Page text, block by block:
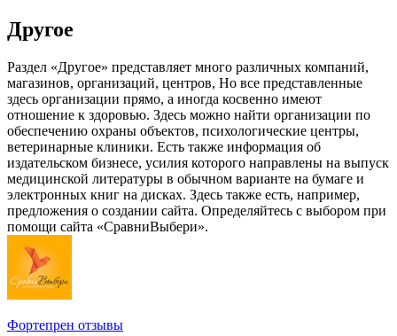
Другое
Раздел «Другое» представляет много различных компаний,
магазинов, организаций, центров, Но все представленные
здесь организации прямо, а иногда косвенно имеют
отношение к здоровью. Здесь можно найти организации по
обеспечению охраны объектов, психологические центры,
ветеринарные клиники. Есть также информация об
издательском бизнесе, усилия которого направлены на выпуск
медицинской литературы в обычном варианте на бумаге и
электронных книг на дисках. Здесь также есть, например,
предложения о создании сайта. Определяйтесь с выбором при
помощи сайта «СравниВыбери».
Фортепрен отзывы